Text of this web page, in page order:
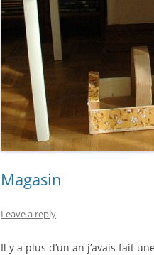
Magasin
Leave a reply
Il y a plus d’un an j’avais fait